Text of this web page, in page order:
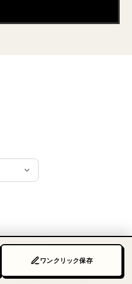
ワンクリック保存
リソース
Agent 向け
NotebookLMの代替案